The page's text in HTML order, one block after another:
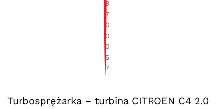
Turbosprężarka – turbina CITROEN C4 2.0